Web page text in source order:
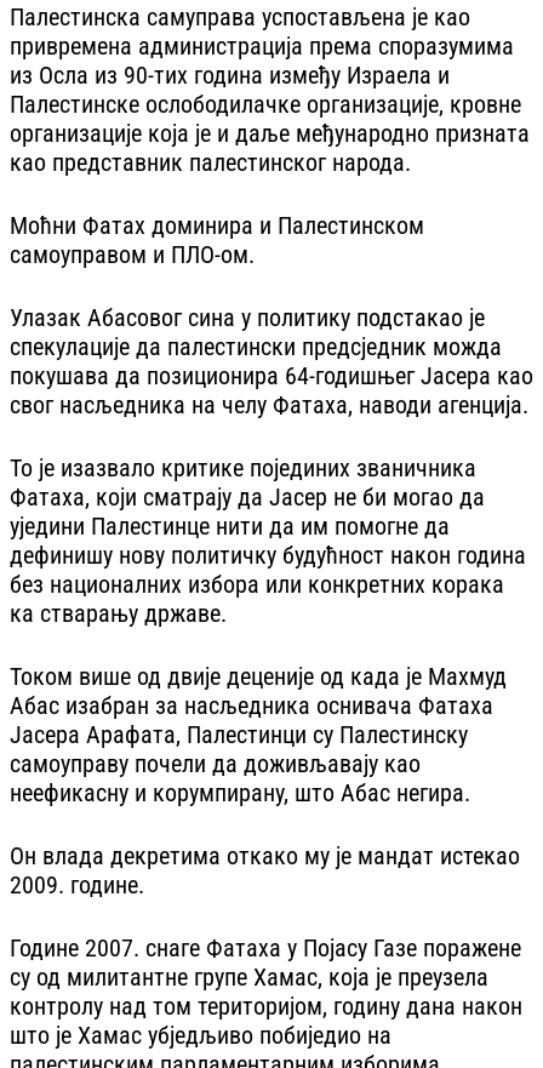
Палестинска самуправа успостављена је као
привремена администрација према споразумима
из Осла из 90-тих година између Израела и
Палестинске ослободилачке организације, кровне
организације која је и даље међународно призната
као представник палестинског народа.
Моћни Фатах доминира и Палестинском
самоуправом и ПЛО-ом.
Улазак Абасовог сина у политику подстакао је
спекулације да палестински предсједник можда
покушава да позиционира 64-годишњег Јасера као
свог насљедника на челу Фатаха, наводи агенција.
То је изазвало критике појединих званичника
Фатаха, који сматрају да Јасер не би могао да
уједини Палестинце нити да им помогне да
дефинишу нову политичку будућност након година
без националних избора или конкретних корака
ка стварању државе.
Током више од двије деценије од када је Махмуд
Абас изабран за насљедника оснивача Фатаха
Јасера Арафата, Палестинци су Палестинску
самоуправу почели да доживљавају као
неефикасну и корумпирану, што Абас негира.
Он влада декретима откако му је мандат истекао
2009. године.
Године 2007. снаге Фатаха у Појасу Газе поражене
су од милитантне групе Хамас, која је преузела
контролу над том територијом, годину дана након
што је Хамас убједљиво побиједио на